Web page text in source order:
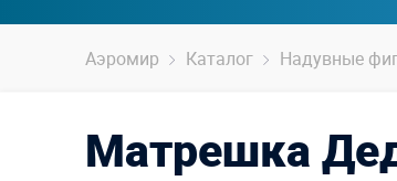
Аэромир Каталог Надувные
Матрешка